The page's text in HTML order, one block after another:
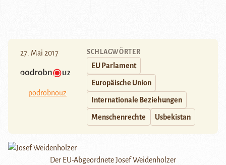
27. Mai 2017
podrobnouz
SCHLAGWÖRTER
EU Parlament
Europäische Union
Internationale Beziehungen
Menschenrechte Usbekistan
Der EU-Abgeordnete Josef Weidenholzer